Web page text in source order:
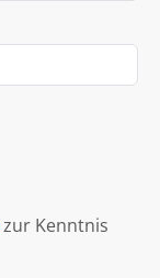
zur Kenntnis